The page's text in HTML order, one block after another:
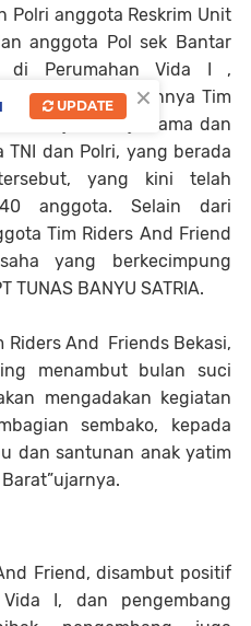
Polri anggota Reskrim Unit
anggota Pol sek Bantar
di Perumahan Vida I ,
Bekasi. Didirikannya Tim
menjalin kerja sama dan
dan Polri, yang berada
yang kini telah
anggota. Selain dari
Tim Riders And Friend
yang berkecimpung
BANYU SATRIA.
Riders And
Friends Bekasi,
menambut bulan suci
mengadakan kegiatan
sembako, kepada
dan santunan anak yatim
Friend, disambut positif
I, dan pengembang
×
UPDATE